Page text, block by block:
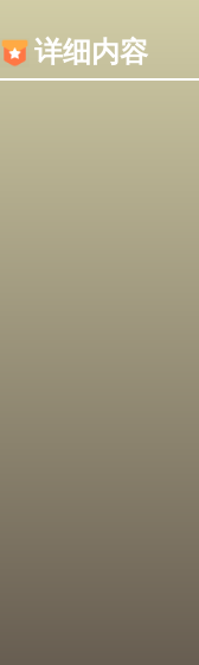
详细内容